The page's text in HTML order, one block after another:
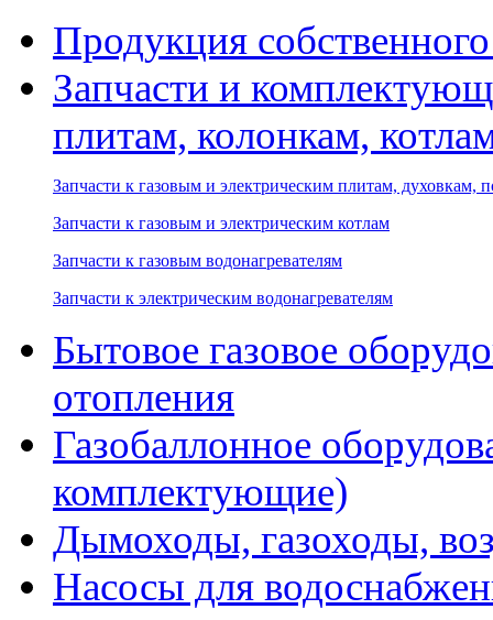
Продукция
Запчасти и
плитам, колонкам,
Запчасти к газовым и электрическим плитам, духовкам,
Запчасти к газовым и электрическим котлам
Запчасти к газовым водонагревателям
Запчасти к электрическим водонагревателям
Бытовое газовое
отопления
Газобаллонное
комплектующие)
Дымоходы, газоходы,
Насосы для